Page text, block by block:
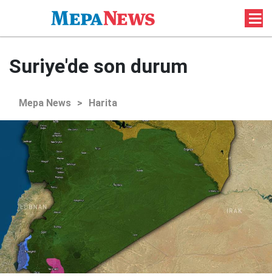
Suriye'de son durum
Mepa News > Harita